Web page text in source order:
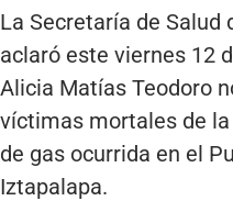
La Secretaría de Salud
aclaró este viernes 12
Alicia Matías Teodoro
víctimas mortales de
de gas ocurrida en el
Iztapalapa.